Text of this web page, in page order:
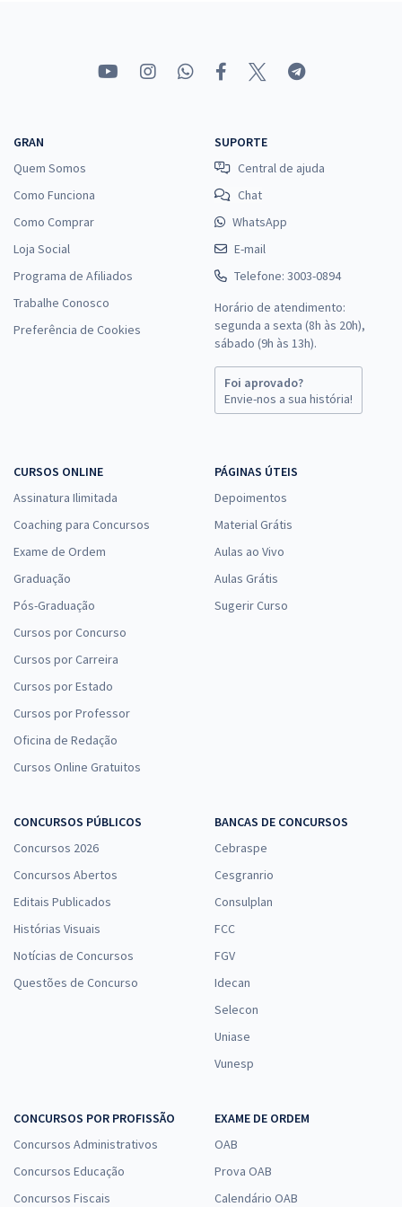
Comprar
MPA - Ministério da Pesca e Aquicultura - Atividades Técnicas de
Complexidade Intelectual - Ciências Contábeis (Temporário)
à vista
R$25,99
Comprar
MPA - Ministério da Pesca e Aquicultura - Atividades Técnicas de
Complexidade Intelectual - Matemática (Temporário)
à vista
33,99
Comprar
MPA - Ministério da Pesca e Aquicultura - Atividades Técnicas de
Complexidade Intelectual - Ciências Sociais/Sociologia (Temporário)
à vista
MPA - Ministério da Pesca e Aquicultura - Conhecimentos Específicos
à vista
R$13,33
Economize R$ 40,00 (-20%)
Comprar
MPA - Ministério da Pesca e Aquicultura - Conhecimentos Específicos
para Atividades Técnicas de Complexidade Intelectual - Estatística
10,67
Comprar
GRAN
Quem Somos
Como Funciona
Como Comprar
Loja Social
Programa de Afiliados
Trabalhe Conosco
Preferência de Cookies
SUPORTE
Central de ajuda
Chat
WhatsApp
E-mail
Telefone: 3003-0894
Horário de atendimento:
segunda a sexta (8h às 20h),
sábado (9h às 13h).
Foi aprovado?
Envie-nos a sua história!
CURSOS ONLINE
Assinatura Ilimitada
Coaching para Concursos
Exame de Ordem
Graduação
Pós-Graduação
Cursos por Concurso
Cursos por Carreira
Cursos por Estado
Cursos por Professor
Oficina de Redação
Cursos Online Gratuitos
PÁGINAS ÚTEIS
Depoimentos
Material Grátis
Aulas ao Vivo
Aulas Grátis
Sugerir Curso
CONCURSOS PÚBLICOS
Concursos 2026
Concursos Abertos
Editais Publicados
Histórias Visuais
Notícias de Concursos
Questões de Concurso
BANCAS DE CONCURSOS
Cebraspe
Cesgranrio
Consulplan
FCC
FGV
Idecan
Selecon
Uniase
Vunesp
CONCURSOS POR PROFISSÃO
Concursos Administrativos
Concursos Educação
Concursos Fiscais
EXAME DE ORDEM
OAB
Prova OAB
Calendário OAB